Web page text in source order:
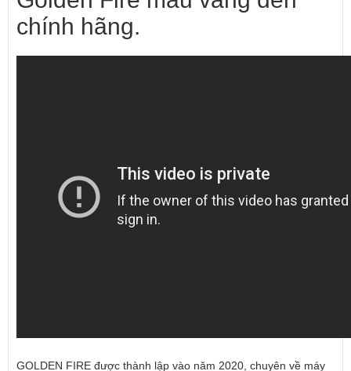
chính hãng.
GOLDEN FIRE được thành lập vào năm 2020, chuyên về máy